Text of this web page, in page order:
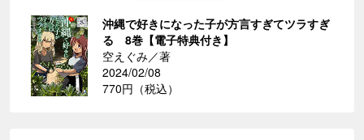
沖縄で好きになった子が方言すぎてツラすぎ
る 8巻【電子特典付き】
空えぐみ／著
2024/02/08
770円（税込）